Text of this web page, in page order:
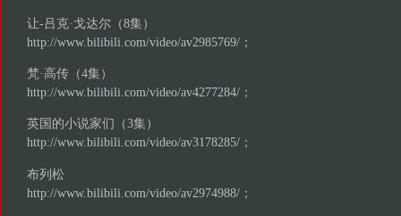
让-吕克·戈达尔（8集）
http://www.bilibili.com/video/av2985769/；
梵·高传（4集）
http://www.bilibili.com/video/av4277284/；
英国的小说家们（3集）
http://www.bilibili.com/video/av3178285/；
布列松
http://www.bilibili.com/video/av2974988/；